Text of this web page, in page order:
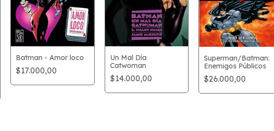
Batman - Amor loco
$17.000,00
Un Mal Día
Catwoman
$14.000,00
Superman/Batman:
Enemigos Públicos
$26.000,00